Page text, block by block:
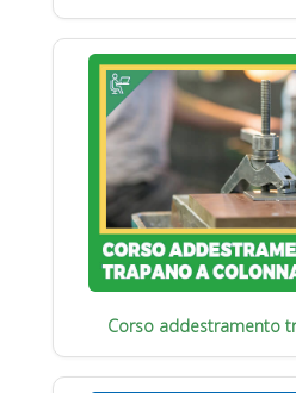
Corso addestramento